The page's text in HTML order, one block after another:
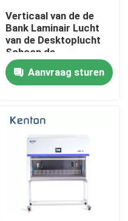
Verticaal van de de
Bank Laminair Lucht
van de Desktoplucht
Schoon de
Stroomkabinet voor
Medisch Laboratorium
Aanvraag sturen